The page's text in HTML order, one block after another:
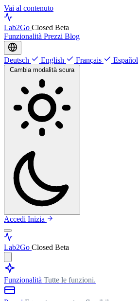
Vai al contenuto
Lab2Go Closed Beta
Funzionalità Prezzi Blog
Deutsch English Français Español
Cambia modalità scura
Accedi Inizia
Lab2Go Closed Beta
Funzionalità Tutte le funzioni.